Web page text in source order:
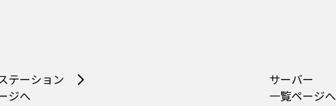
テーション
ジへ
サーバー
一覧ページへ